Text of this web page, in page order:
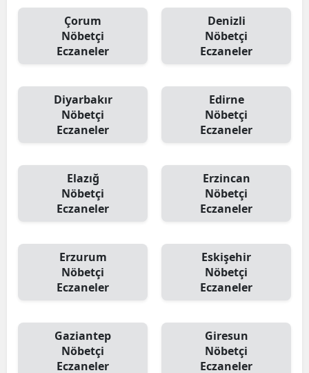
Çorum
Nöbetçi
Eczaneler
Denizli
Nöbetçi
Eczaneler
Diyarbakır
Nöbetçi
Eczaneler
Edirne
Nöbetçi
Eczaneler
Elazığ
Nöbetçi
Eczaneler
Erzincan
Nöbetçi
Eczaneler
Erzurum
Nöbetçi
Eczaneler
Eskişehir
Nöbetçi
Eczaneler
Gaziantep
Nöbetçi
Eczaneler
Giresun
Nöbetçi
Eczaneler